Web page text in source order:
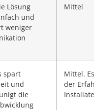
Lösung
und
weniger
Mittel
spart
und
die
Mittel.
der